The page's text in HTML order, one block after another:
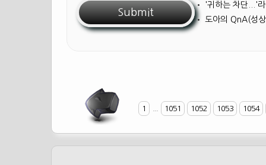
• '귀하는 차단...'
• 도아의 QnA(성
1 1051 1052 1053 1054